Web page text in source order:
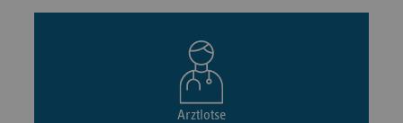
Arztlotse